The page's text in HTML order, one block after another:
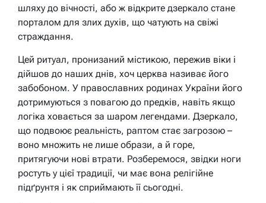
шляху до вічності, або ж відкрите дзеркало стане
порталом для злих духів, що чатують на свіжі
страждання.
Цей ритуал, пронизаний містикою, пережив віки і
дійшов до наших днів, хоч церква називає його
забобоном. У православних родинах України його
дотримуються з повагою до предків, навіть якщо
логіка ховається за шаром легендами. Дзеркало,
що подвоює реальність, раптом стає загрозою –
воно множить не лише образи, а й горе,
притягуючи нові втрати. Розберемося, звідки ноги
ростуть у цієї традиції, чи має вона релігійне
підґрунтя і як сприймають її сьогодні.